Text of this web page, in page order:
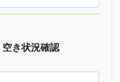
空き状況確認